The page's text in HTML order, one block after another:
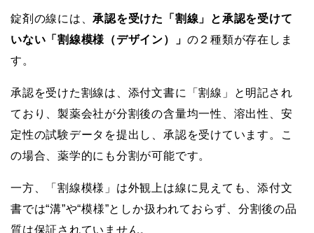
錠剤の線には、承認を受けた「割線」と承認を受けて
いない「割線模様（デザイン）」 の２種類が存在しま
す。
承認を受けた割線は、添付文書に「割線」と明記され
ており、製薬会社が分割後の含量均一性、溶出性、安
定性の試験データを提出し、承認を受けています。こ
の場合、薬学的にも分割が可能です。
一方、「割線模様」は外観上は線に見えても、添付文
書では“溝”や“模様”としか扱われておらず、分割後の品
質は保証されていません。